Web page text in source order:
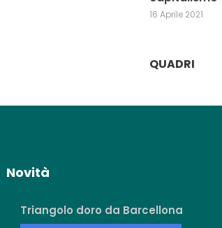
16 Aprile 2021
QUADRI
Novità
Triangolo doro da Barcellona